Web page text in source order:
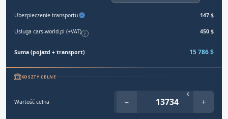
Ubezpieczenie transportu 147 $
Usługa cars-world.pl (+VAT) 450 $
Suma (pojazd + transport) 15 786 $
KOSZTY CELNE
Wartość celna −
€
+